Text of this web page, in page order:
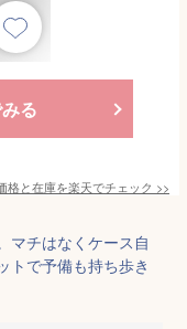
る
格と在庫を楽天でチェック >>
マチはなくケース自
トで予備も持ち歩き